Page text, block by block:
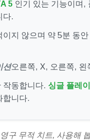
5 인기 있는 기능이며,
다.
이지 않으며 약 5분 동
션오른쪽, X, 오른쪽, 왼
작동합니다. 싱글 플레
합니다.
구 무적 치트, 사용해